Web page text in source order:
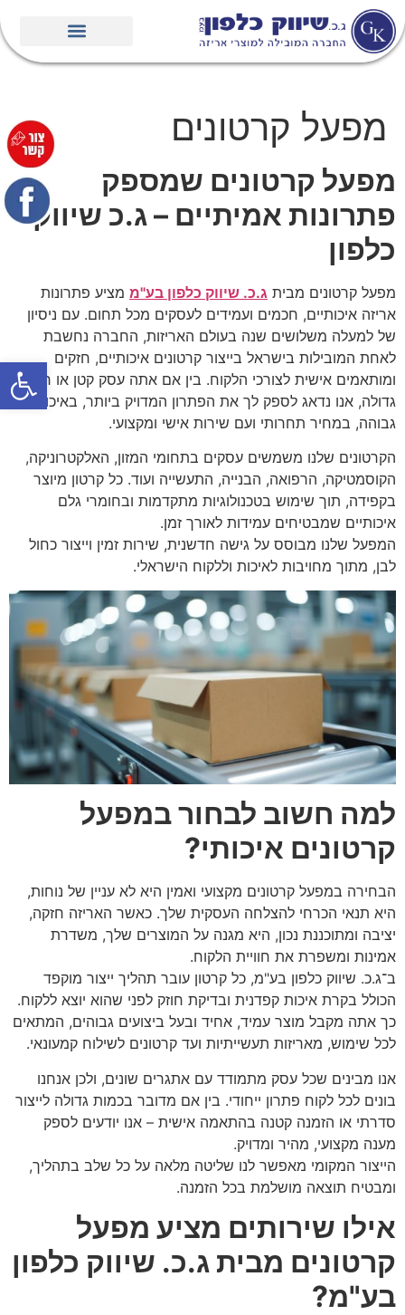
פתח
מפעל קרטונים
מפעל קרטונים שמספק
פתרונות אמיתיים – ג.כ שיווק
כלפון
מפעל קרטונים מבית ג.כ. שיווק כלפון בע"מ מציע פתרונות
אריזה איכותיים, חכמים ועמידים לעסקים מכל תחום. עם ניסיון
של למעלה משלושים שנה בעולם האריזות, החברה נחשבת
לאחת המובילות בישראל בייצור קרטונים איכותיים, חזקים
ומותאמים אישית לצורכי הלקוח. בין אם אתה עסק קטן או חברה
גדולה, אנו נדאג לספק לך את הפתרון המדויק ביותר, באיכות
גבוהה, במחיר תחרותי ועם שירות אישי ומקצועי.
הקרטונים שלנו משמשים עסקים בתחומי המזון, האלקטרוניקה,
הקוסמטיקה, הרפואה, הבנייה, התעשייה ועוד. כל קרטון מיוצר
בקפידה, תוך שימוש בטכנולוגיות מתקדמות ובחומרי גלם
איכותיים שמבטיחים עמידות לאורך זמן.
המפעל שלנו מבוסס על גישה חדשנית, שירות זמין וייצור כחול
לבן, מתוך מחויבות לאיכות וללקוח הישראלי.
למה חשוב לבחור במפעל
קרטונים איכותי?
הבחירה במפעל קרטונים מקצועי ואמין היא לא עניין של נוחות,
היא תנאי הכרחי להצלחה העסקית שלך. כאשר האריזה חזקה,
יציבה ומתוכננת נכון, היא מגנה על המוצרים שלך, משדרת
אמינות ומשפרת את חוויית הלקוח.
ב־ג.כ. שיווק כלפון בע"מ, כל קרטון עובר תהליך ייצור מוקפד
הכולל בקרת איכות קפדנית ובדיקת חוזק לפני שהוא יוצא ללקוח.
כך אתה מקבל מוצר עמיד, אחיד ובעל ביצועים גבוהים, המתאים
לכל שימוש, מאריזות תעשייתיות ועד קרטונים לשילוח קמעונאי.
אנו מבינים שכל עסק מתמודד עם אתגרים שונים, ולכן אנחנו
בונים לכל לקוח פתרון ייחודי. בין אם מדובר בכמות גדולה לייצור
סדרתי או הזמנה קטנה בהתאמה אישית – אנו יודעים לספק
מענה מקצועי, מהיר ומדויק.
הייצור המקומי מאפשר לנו שליטה מלאה על כל שלב בתהליך,
ומבטיח תוצאה מושלמת בכל הזמנה.
אילו שירותים מציע מפעל
קרטונים מבית ג.כ. שיווק כלפון
בע"מ?